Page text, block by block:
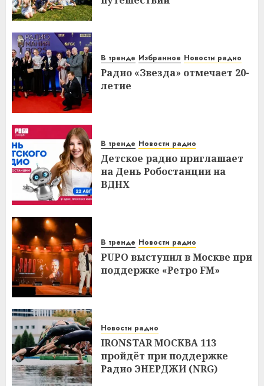
В тренде Избранное Новости радио
Радио «Звезда» отмечает 20-
летие
В тренде Новости радио
Детское радио приглашает
на День Робостанции на
ВДНХ
В тренде Новости радио
PUPO выступил в Москве при
поддержке «Ретро FM»
Новости радио
IRONSTAR МОСКВА 113
пройдёт при поддержке
Радио ЭНЕРДЖИ (NRG)